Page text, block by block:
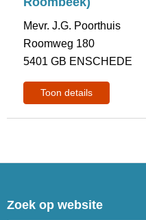
Mevr. J.G. Poorthuis
Roomweg 180
5401 GB ENSCHEDE
Toon details
Zoek op website